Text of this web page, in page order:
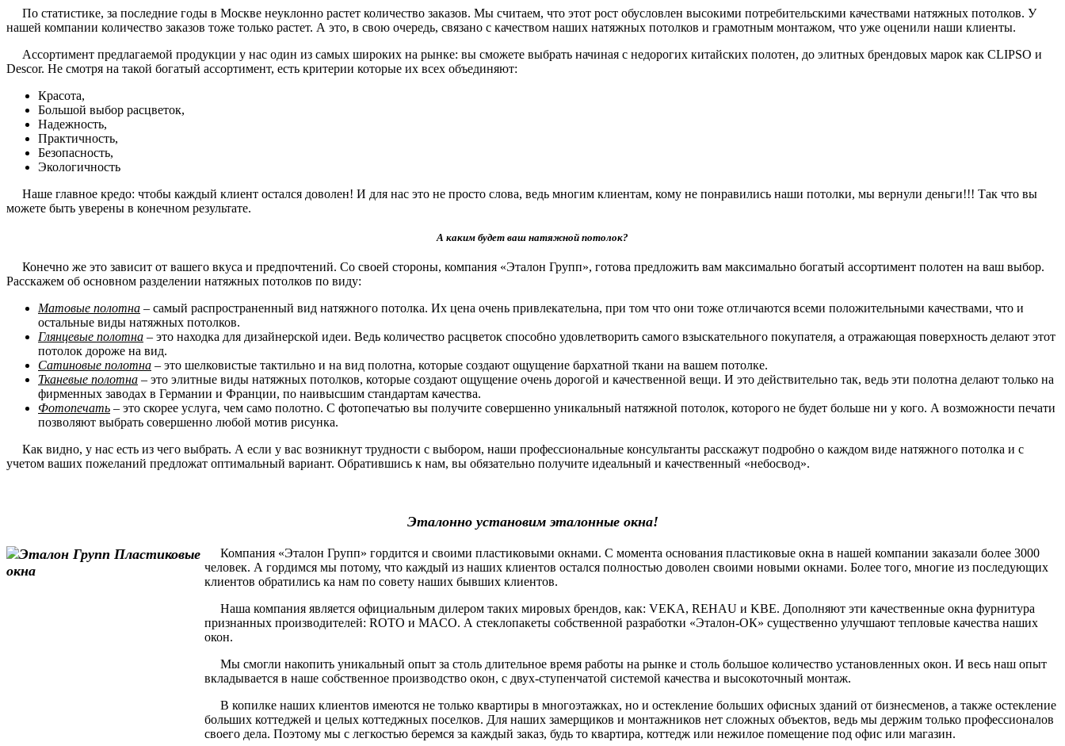
По статистике, за последние годы в Москве неуклонно растет количество заказов. Мы считаем, что этот рост обусловлен высокими потребительскими качествами натяжных потолков. У
нашей компании количество заказов тоже только растет. А это, в свою очередь, связано с качеством наших натяжных потолков и грамотным монтажом, что уже оценили наши клиенты.
Ассортимент предлагаемой продукции у нас один из самых широких на рынке: вы сможете выбрать начиная с недорогих китайских полотен, до элитных брендовых марок как CLIPSO и
Descor. Не смотря на такой богатый ассортимент, есть критерии которые их всех объединяют:
Красота,
Большой выбор расцветок,
Надежность,
Практичность,
Безопасность,
Экологичность
Наше главное кредо: чтобы каждый клиент остался доволен! И для нас это не просто слова, ведь многим клиентам, кому не понравились наши потолки, мы вернули деньги!!! Так что вы
можете быть уверены в конечном результате.
А каким будет ваш натяжной потолок?
Конечно же это зависит от вашего вкуса и предпочтений. Со своей стороны, компания «Эталон Групп», готова предложить вам максимально богатый ассортимент полотен на ваш выбор.
Расскажем об основном разделении натяжных потолков по виду:
Матовые полотна – самый распространенный вид натяжного потолка. Их цена очень привлекательна, при том что они тоже отличаются всеми положительными качествами, что и
остальные виды натяжных потолков.
Глянцевые полотна – это находка для дизайнерской идеи. Ведь количество расцветок способно удовлетворить самого взыскательного покупателя, а отражающая поверхность делают этот
потолок дороже на вид.
Сатиновые полотна – это шелковистые тактильно и на вид полотна, которые создают ощущение бархатной ткани на вашем потолке.
Тканевые полотна – это элитные виды натяжных потолков, которые создают ощущение очень дорогой и качественной вещи. И это действительно так, ведь эти полотна делают только на
фирменных заводах в Германии и Франции, по наивысшим стандартам качества.
Фотопечать – это скорее услуга, чем само полотно. С фотопечатью вы получите совершенно уникальный натяжной потолок, которого не будет больше ни у кого. А возможности печати
позволяют выбрать совершенно любой мотив рисунка.
Как видно, у нас есть из чего выбрать. А если у вас возникнут трудности с выбором, наши профессиональные консультанты расскажут подробно о каждом виде натяжного потолка и с
учетом ваших пожеланий предложат оптимальный вариант. Обратившись к нам, вы обязательно получите идеальный и качественный «небосвод».
Эталонно установим эталонные окна!
Компания «Эталон Групп» гордится и своими пластиковыми окнами. С момента основания пластиковые окна в нашей компании заказали более 3000
человек. А гордимся мы потому, что каждый из наших клиентов остался полностью доволен своими новыми окнами. Более того, многие из последующих
клиентов обратились ка нам по совету наших бывших клиентов.
Наша компания является официальным дилером таких мировых брендов, как: VEKA, REHAU и KBE. Дополняют эти качественные окна фурнитура
признанных производителей: ROTO и MACO. А стеклопакеты собственной разработки «Эталон-ОК» существенно улучшают тепловые качества наших
окон.
Мы смогли накопить уникальный опыт за столь длительное время работы на рынке и столь большое количество установленных окон. И весь наш опыт
вкладывается в наше собственное производство окон, с двух-ступенчатой системой качества и высокоточный монтаж.
В копилке наших клиентов имеются не только квартиры в многоэтажках, но и остекление больших офисных зданий от бизнесменов, а также остекление
больших коттеджей и целых коттеджных поселков. Для наших замерщиков и монтажников нет сложных объектов, ведь мы держим только профессионалов
своего дела. Поэтому мы с легкостью беремся за каждый заказ, будь то квартира, коттедж или нежилое помещение под офис или магазин.